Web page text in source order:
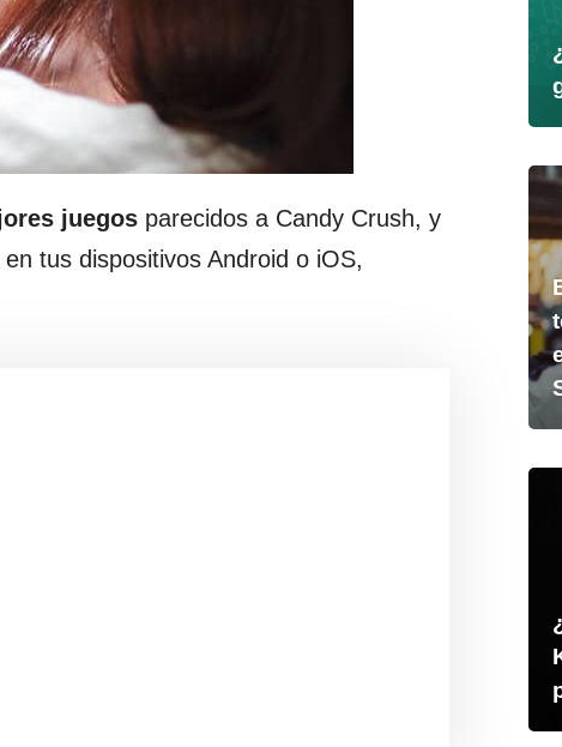
juegos parecidos a Candy Crush, y
tus dispositivos Android o iOS,